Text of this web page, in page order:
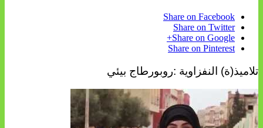
Share on Facebook
Share on Twitter
Share on Google+
Share on Pinterest
تلاميذ(ة) النفزاوية :روبورطاج بيئي